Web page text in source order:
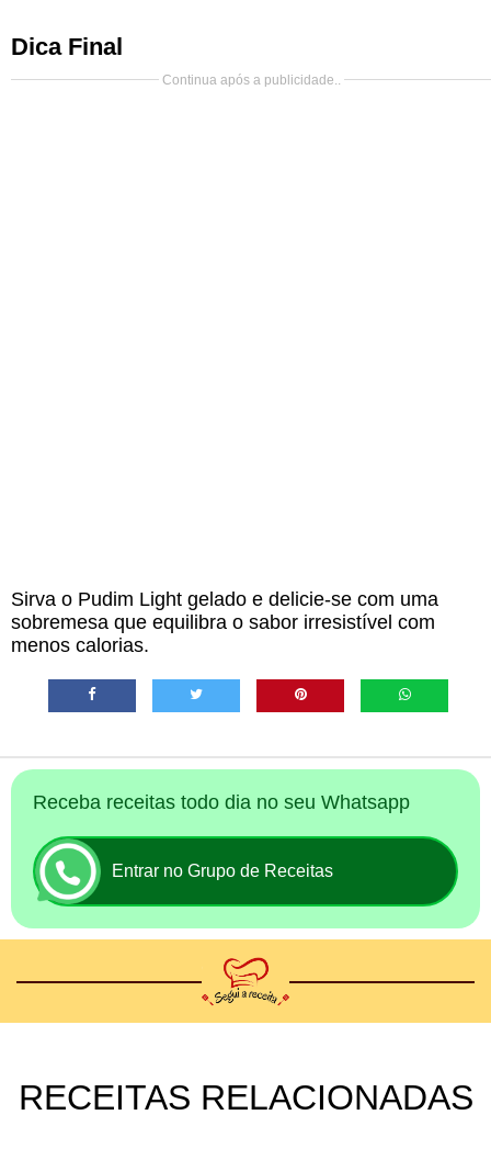
Dica Final
Continua após a publicidade..
Sirva o Pudim Light gelado e delicie-se com uma
sobremesa que equilibra o sabor irresistível com
menos calorias.
Receba receitas todo dia no seu Whatsapp
Entrar no Grupo de Receitas
RECEITAS RELACIONADAS